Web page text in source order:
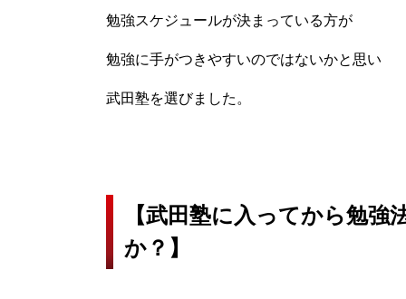
勉強スケジュールが決まっている方が
勉強に手がつきやすいのではないかと思い
武田塾を選びました。
【武田塾に入ってから勉
か？】